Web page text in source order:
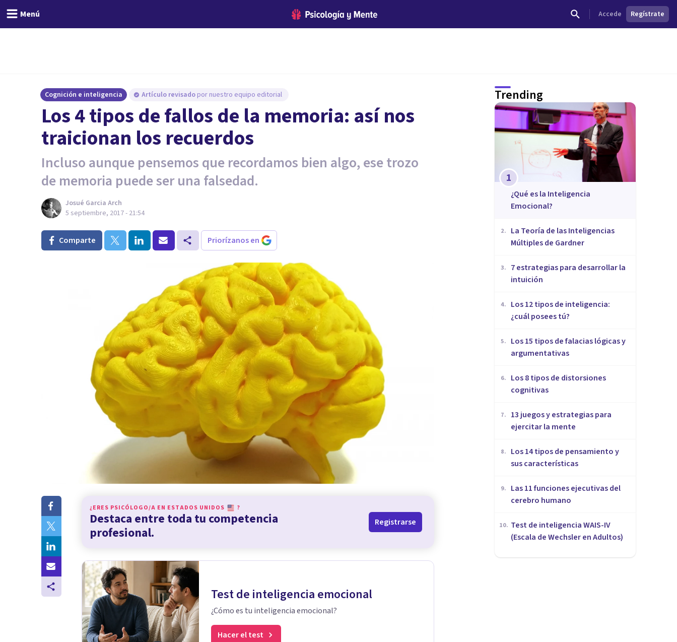
Menú Accede Regístrate
Cognición e inteligencia Artículo revisado por nuestro equipo editorial
Los 4 tipos de fallos de la memoria: así nos
traicionan los recuerdos
Incluso aunque pensemos que recordamos bien algo, ese trozo
de memoria puede ser una falsedad.
Josué Garcia Arch
5 septiembre, 2017 - 21:54
Comparte Priorízanos en
¿ERES PSICÓLOGO/A EN ESTADOS UNIDOS ?
Destaca entre toda tu competencia
profesional.
Registrarse
Test de inteligencia emocional
¿Cómo es tu inteligencia emocional?
Hacer el test
Trending
1
¿Qué es la Inteligencia
Emocional?
2.
La Teoría de las Inteligencias
Múltiples de Gardner
3.
7 estrategias para desarrollar la
intuición
4.
Los 12 tipos de inteligencia:
¿cuál posees tú?
5.
Los 15 tipos de falacias lógicas y
argumentativas
6.
Los 8 tipos de distorsiones
cognitivas
7.
13 juegos y estrategias para
ejercitar la mente
8.
Los 14 tipos de pensamiento y
sus características
9.
Las 11 funciones ejecutivas del
cerebro humano
10. Test de inteligencia WAIS-IV
(Escala de Wechsler en Adultos)